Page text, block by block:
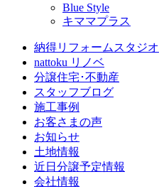
Blue Style
キママプラス
納得リフォームスタジオ
nattoku リノベ
分譲住宅･不動産
スタッフブログ
施工事例
お客さまの声
お知らせ
土地情報
近日分譲予定情報
会社情報